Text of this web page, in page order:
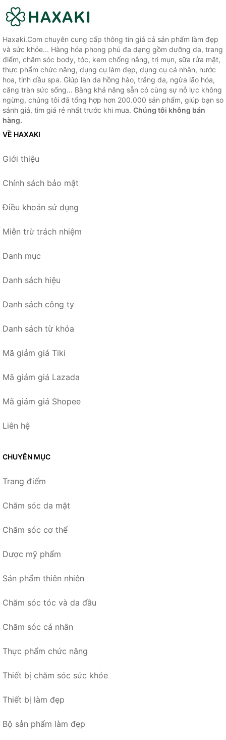
Haxaki.Com chuyên cung cấp thông tin giá cả sản phẩm làm đẹp
và sức khỏe... Hàng hóa phong phú đa dạng gồm dưỡng da, trang
điểm, chăm sóc body, tóc, kem chống nắng, trị mụn, sữa rửa mặt,
thực phẩm chức năng, dụng cụ làm đẹp, dụng cụ cá nhân, nước
hoa, tinh dầu spa. Giúp làn da hồng hào, trắng da, ngừa lão hóa,
căng tràn sức sống... Bằng khả năng sẵn có cùng sự nỗ lực không
ngừng, chúng tôi đã tổng hợp hơn 200.000 sản phẩm, giúp bạn so
sánh giá, tìm giá rẻ nhất trước khi mua. Chúng tôi không bán
hàng.
VỀ HAXAKI
Giới thiệu
Chính sách bảo mật
Điều khoản sử dụng
Miễn trừ trách nhiệm
Danh mục
Danh sách hiệu
Danh sách công ty
Danh sách từ khóa
Mã giảm giá Tiki
Mã giảm giá Lazada
Mã giảm giá Shopee
Liên hệ
CHUYÊN MỤC
Trang điểm
Chăm sóc da mặt
Chăm sóc cơ thể
Dược mỹ phẩm
Sản phẩm thiên nhiên
Chăm sóc tóc và da đầu
Chăm sóc cá nhân
Thực phẩm chức năng
Thiết bị chăm sóc sức khỏe
Thiết bị làm đẹp
Bộ sản phẩm làm đẹp